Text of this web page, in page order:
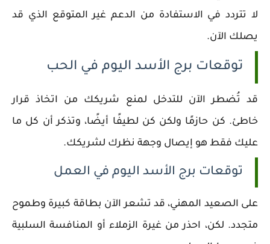
لا تتردد في الاستفادة من الدعم غير المتوقع الذي قد
يصلك الآن.
توقعات برج الأسد اليوم في الحب
قد تُضطر الآن للتدخل لمنع شريكك من اتخاذ قرار
خاطئ. كن حازمًا ولكن كن لطيفًا أيضًا، وتذكر أن كل ما
عليك فقط هو إيصال وجهة نظرك لشريكك.
توقعات برج الأسد اليوم في العمل
على الصعيد المهني، قد تشعر الآن بطاقة كبيرة وطموح
متجدد. لكن، احذر من غيرة الزملاء أو المنافسة السلبية